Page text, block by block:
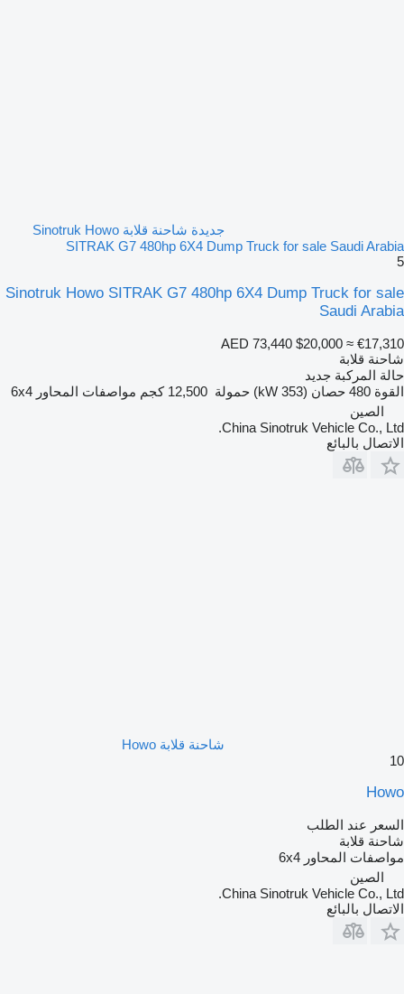
جديدة شاحنة قلابة Sinotruk Howo
SITRAK G7 480hp 6X4 Dump Truck for sale Saudi Arabia
5
Sinotruk Howo SITRAK G7 480hp 6X4 Dump Truck for sale
Saudi Arabia
AED 73,440 $20,000 ≈ €17,310
شاحنة قلابة
حالة المركبة جديد
القوة 480 حصان (353 kW) حمولة 12,500 كجم مواصفات المحاور 6x4
الصين
China Sinotruk Vehicle Co., Ltd.
الاتصال بالبائع
شاحنة قلابة Howo
10
Howo
السعر عند الطلب
شاحنة قلابة
مواصفات المحاور 6x4
الصين
China Sinotruk Vehicle Co., Ltd.
الاتصال بالبائع